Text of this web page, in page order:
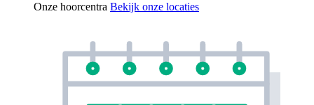
Onze hoorcentra Bekijk onze locaties